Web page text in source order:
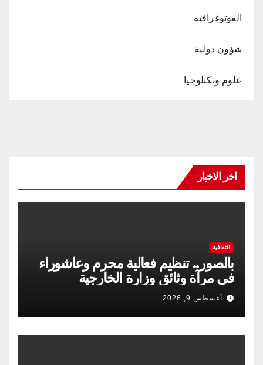
الفوتوغرافيه
شؤون دولية
علوم وتكنلوجيا
اخر الاخبار
الثقافية
بالصور.. تنظيم فعالية محرم وعاشوراء
في مرآة وثائق وزارة الخارجية
أغسطس 9, 2026